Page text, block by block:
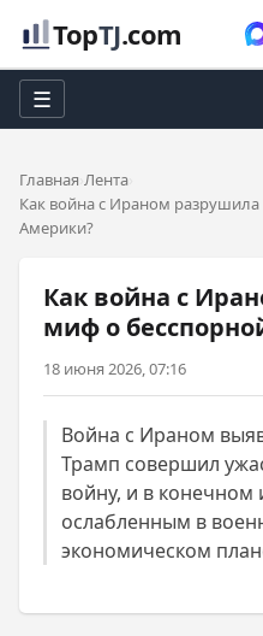
TopTJ.com
☰
Главная Лента
Как война с Ираном
Америки?
Как война с
миф о
18 июня 2026, 07:16
Война с Ираном
Трамп совершил
войну, и в конечном
ослабленным в
экономическом